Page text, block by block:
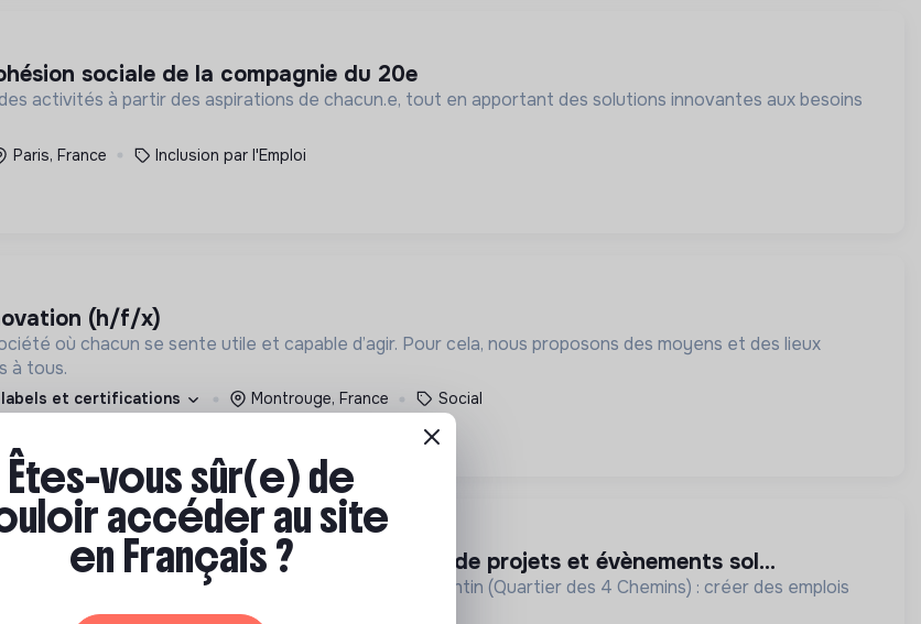
sociale de la compagnie du 20e
activités à partir des aspirations de chacun.e, tout en apportant des solutions innovantes aux besoins
Paris, France Inclusion par l'Emploi
(h/f/x)
où chacun se sente utile et capable d’agir. Pour cela, nous proposons des moyens et des lieux
à tous.
labels et certifications Montrouge, France Social
à l’emploi à pantin) recrute : chargé.e de projets et évènements sol...
Territoire Zéro Chômeur Longue Durée à Pantin (Quartier des 4 Chemins) : créer des emplois
Êtes-vous sûr(e) de
accéder au site
en Français ?